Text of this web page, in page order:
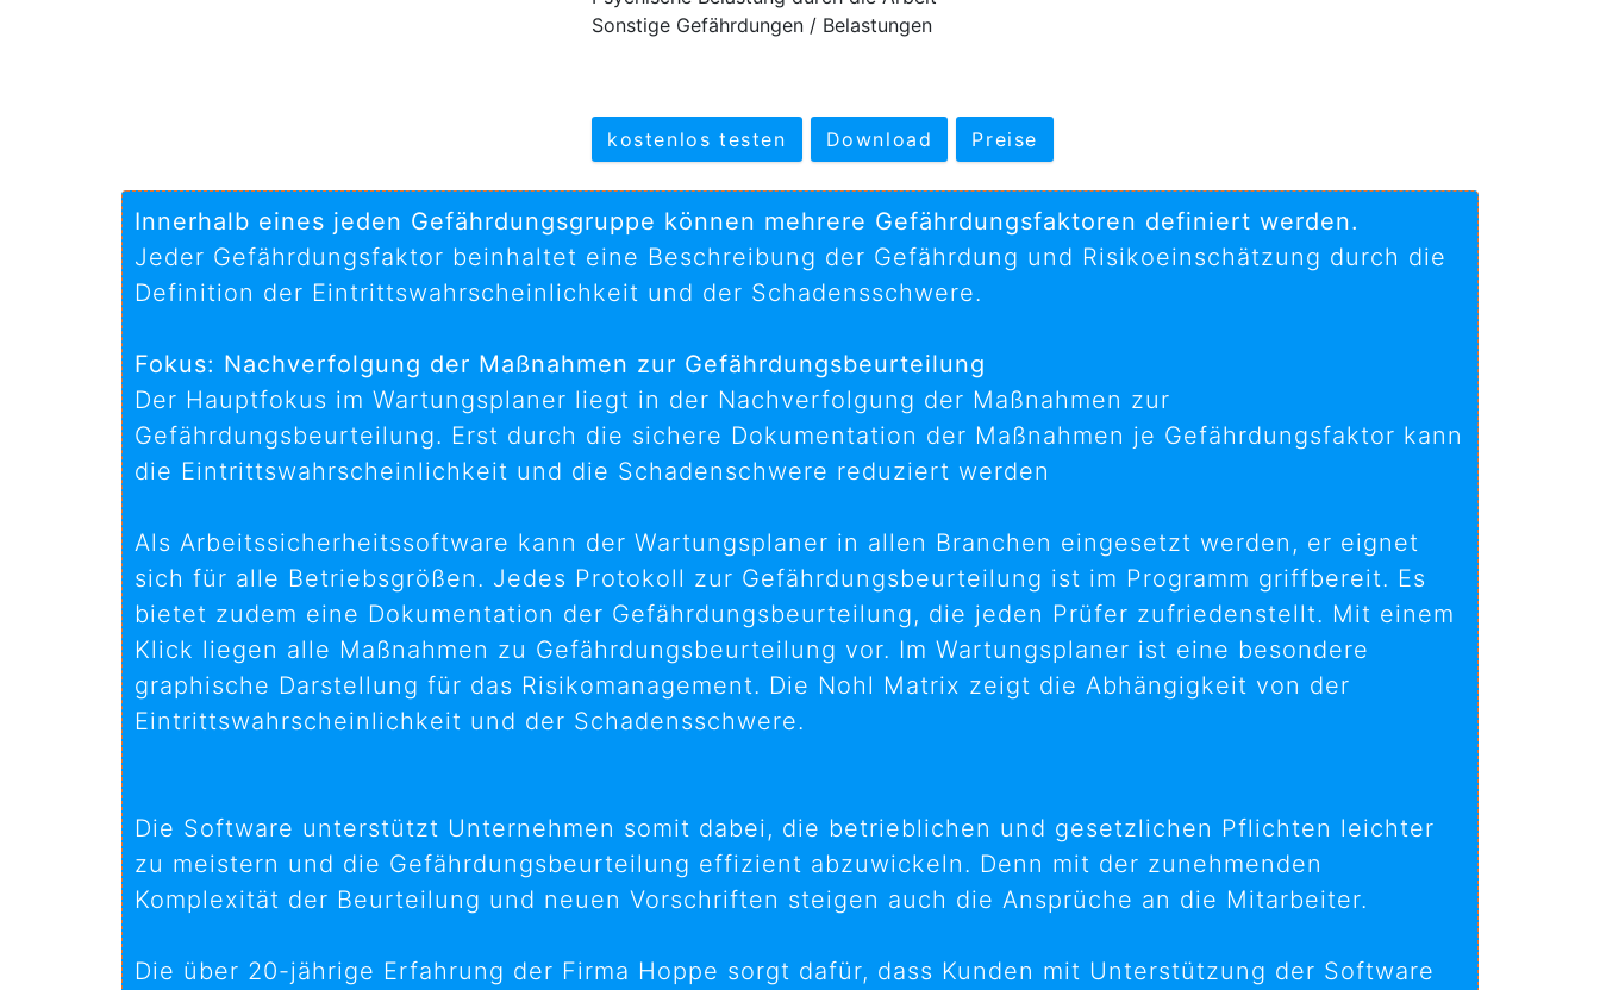
Sonstige Gefährdungen / Belastungen
kostenlos testen Download Preise
Innerhalb eines jeden Gefährdungsgruppe können mehrere Gefährdungsfaktoren definiert werden.
Jeder Gefährdungsfaktor beinhaltet eine Beschreibung der Gefährdung und Risikoeinschätzung durch die
Definition der Eintrittswahrscheinlichkeit und der Schadensschwere.
Fokus: Nachverfolgung der Maßnahmen zur Gefährdungsbeurteilung
Der Hauptfokus im Wartungsplaner liegt in der Nachverfolgung der Maßnahmen zur
Gefährdungsbeurteilung. Erst durch die sichere Dokumentation der Maßnahmen je Gefährdungsfaktor kann
die Eintrittswahrscheinlichkeit und die Schadenschwere reduziert werden
Als Arbeitssicherheitssoftware kann der Wartungsplaner in allen Branchen eingesetzt werden, er eignet
sich für alle Betriebsgrößen. Jedes Protokoll zur Gefährdungsbeurteilung ist im Programm griffbereit. Es
bietet zudem eine Dokumentation der Gefährdungsbeurteilung, die jeden Prüfer zufriedenstellt. Mit einem
Klick liegen alle Maßnahmen zu Gefährdungsbeurteilung vor. Im Wartungsplaner ist eine besondere
graphische Darstellung für das Risikomanagement. Die Nohl Matrix zeigt die Abhängigkeit von der
Eintrittswahrscheinlichkeit und der Schadensschwere.
Die Software unterstützt Unternehmen somit dabei, die betrieblichen und gesetzlichen Pflichten leichter
zu meistern und die Gefährdungsbeurteilung effizient abzuwickeln. Denn mit der zunehmenden
Komplexität der Beurteilung und neuen Vorschriften steigen auch die Ansprüche an die Mitarbeiter.
Die über 20-jährige Erfahrung der Firma Hoppe sorgt dafür, dass Kunden mit Unterstützung der Software